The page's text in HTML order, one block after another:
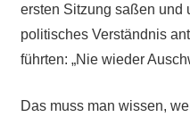
ersten Sitzung saßen und
politisches Verständnis
führten: „Nie wieder
Das muss man wissen,